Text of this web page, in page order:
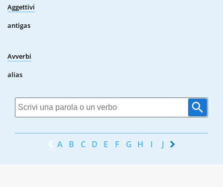
Aggettivi
antigas
Avverbi
alias
A B C D E F G H I J K